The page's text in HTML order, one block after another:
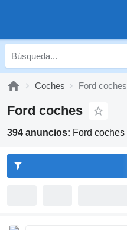
Coches Ford coches
Ford coches
394 anuncios: Ford coches